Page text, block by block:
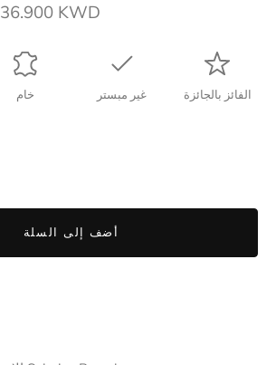
36.900 KWD
خام غير مبستر الفائز بالجائزة